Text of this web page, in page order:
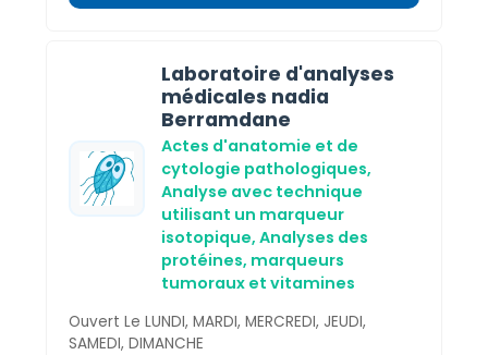
Laboratoire d'analyses
médicales nadia
Berramdane
Actes d'anatomie et de
cytologie pathologiques,
Analyse avec technique
utilisant un marqueur
isotopique, Analyses des
protéines, marqueurs
tumoraux et vitamines
Ouvert Le LUNDI, MARDI, MERCREDI, JEUDI,
SAMEDI, DIMANCHE